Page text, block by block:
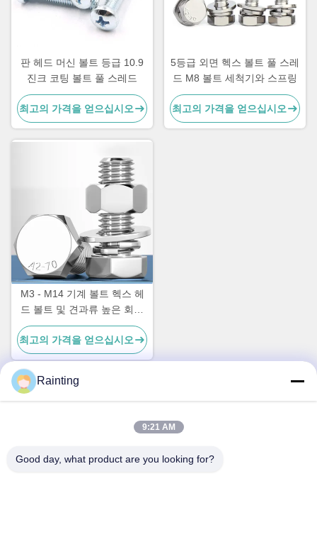
판 헤드 머신 볼트 등급 10.9
진크 코팅 볼트 풀 스레드
최고의 가격을 얻으십시오
5등급 외면 헥스 볼트 풀 스레
드 M8 볼트 세척기와 스프링
최고의 가격을 얻으십시오
M3 - M14 기계 볼트 헥스 헤
드 볼트 및 견과류 높은 회전
강도
최고의 가격을 얻으십시오
주소
Rainting
9:21 AM
Good day, what product are you looking for?